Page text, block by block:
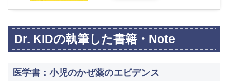
Dr. KIDの執筆した書籍・Note
医学書：小児のかぜ薬のエビデンス